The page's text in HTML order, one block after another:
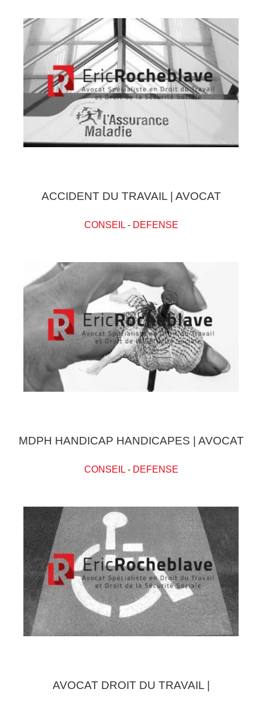
ACCIDENT DU TRAVAIL | AVOCAT
CONSEIL- DEFENSE
MDPH HANDICAP HANDICAPES | AVOCAT
CONSEIL- DEFENSE
AVOCAT DROIT DU TRAVAIL |